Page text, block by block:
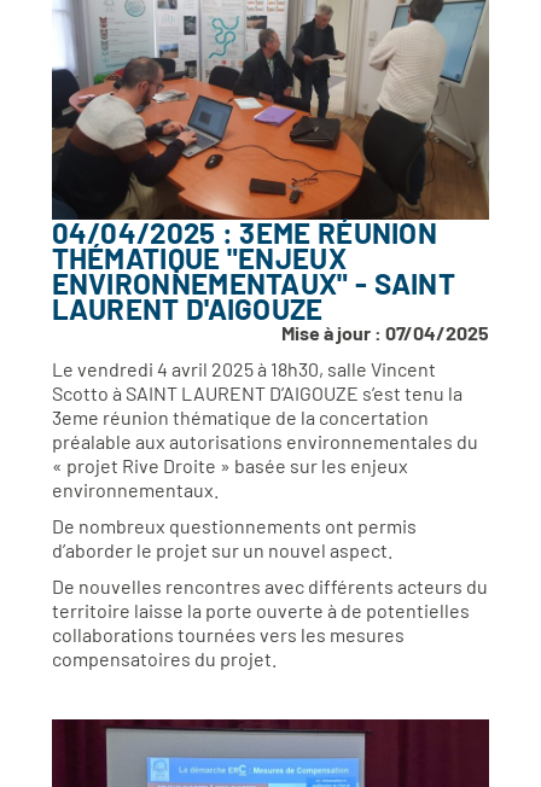
04/04/2025 : 3EME RÉUNION
THÉMATIQUE "ENJEUX
ENVIRONNEMENTAUX" - SAINT
LAURENT D'AIGOUZE
Mise à jour : 07/04/2025
Le vendredi 4 avril 2025 à 18h30, salle Vincent
Scotto à SAINT LAURENT D’AIGOUZE s’est tenu la
3eme réunion thématique de la concertation
préalable aux autorisations environnementales du
« projet Rive Droite » basée sur les enjeux
environnementaux.
De nombreux questionnements ont permis
d’aborder le projet sur un nouvel aspect.
De nouvelles rencontres avec différents acteurs du
territoire laisse la porte ouverte à de potentielles
collaborations tournées vers les mesures
compensatoires du projet.